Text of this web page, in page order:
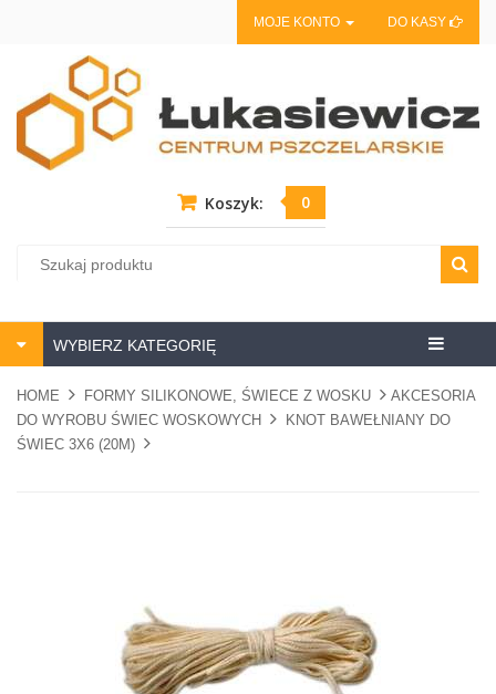
MOJE KONTO DO KASY
Koszyk: 0
Centrum
WYBIERZ KATEGORIĘ
HOME FORMY SILIKONOWE, ŚWIECE Z WOSKU
AKCESORIA
DO WYROBU ŚWIEC WOSKOWYCH
KNOT BAWEŁNIANY DO
ŚWIEC 3X6 (20M)